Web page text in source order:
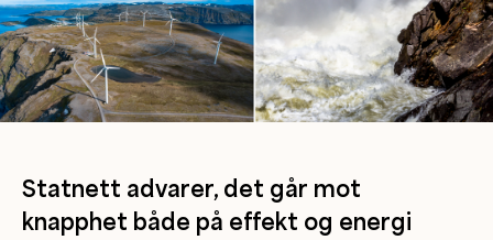
Statnett advarer, det går mot
knapphet både på effekt og energi